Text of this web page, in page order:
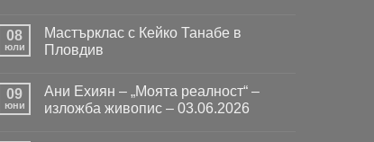
за
„Пътуване
към
Кейко
–
08
юли
Мастърклас с Кейко Танабе в
Пловдив
за
Мастърклас
с
09
юни
Ани Ехиян – „Моята реалност“ –
изложба живопис – 03.06.2026